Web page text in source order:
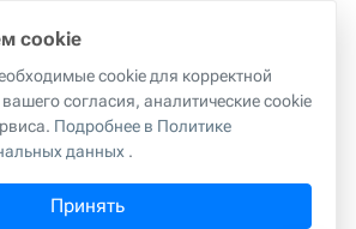
эксплуатации
материалов с сайта|Политика
персональных данных
й Грайвороновский проезд, 42к1
Александровна
cookie
cookie для корректной
согласия, аналитические cookie
Подробнее в Политике
данных .
Принять